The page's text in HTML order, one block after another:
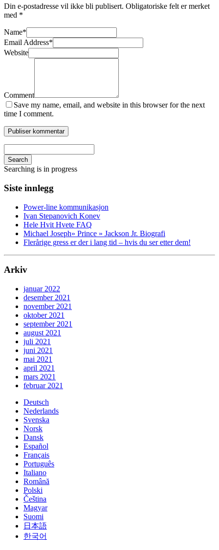
Din e-postadresse vil ikke bli publisert. Obligatoriske felt er merket
med *
Name*
Email Address*
Website
Comment
Save my name, email, and website in this browser for the next
time I comment.
Search
Searching is in progress
Siste innlegg
Power-line kommunikasjon
Ivan Stepanovich Konev
Hele Hvit Hvete FAQ
Michael Joseph» Prince » Jackson Jr. Biografi
Flerårige gress er der i lang tid – hvis du ser etter dem!
Arkiv
januar 2022
desember 2021
november 2021
oktober 2021
september 2021
august 2021
juli 2021
juni 2021
mai 2021
april 2021
mars 2021
februar 2021
Deutsch
Nederlands
Svenska
Norsk
Dansk
Español
Français
Português
Italiano
Română
Polski
Čeština
Magyar
Suomi
日本語
한국어